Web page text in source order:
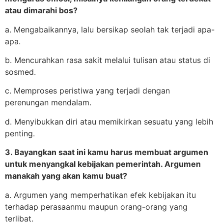
atau dimarahi bos?
a. Mengabaikannya, lalu bersikap seolah tak terjadi apa-
apa.
b. Mencurahkan rasa sakit melalui tulisan atau status di
sosmed.
c. Memproses peristiwa yang terjadi dengan
perenungan mendalam.
d. Menyibukkan diri atau memikirkan sesuatu yang lebih
penting.
3. Bayangkan saat ini kamu harus membuat argumen
untuk menyangkal kebijakan pemerintah. Argumen
manakah yang akan kamu buat?
a. Argumen yang memperhatikan efek kebijakan itu
terhadap perasaanmu maupun orang-orang yang
terlibat.